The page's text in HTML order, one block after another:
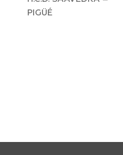
PIGÜÉ